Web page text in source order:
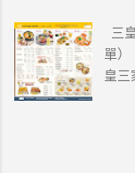
字
卡機
中國
台
與其
售數
三
單）
皇
皇